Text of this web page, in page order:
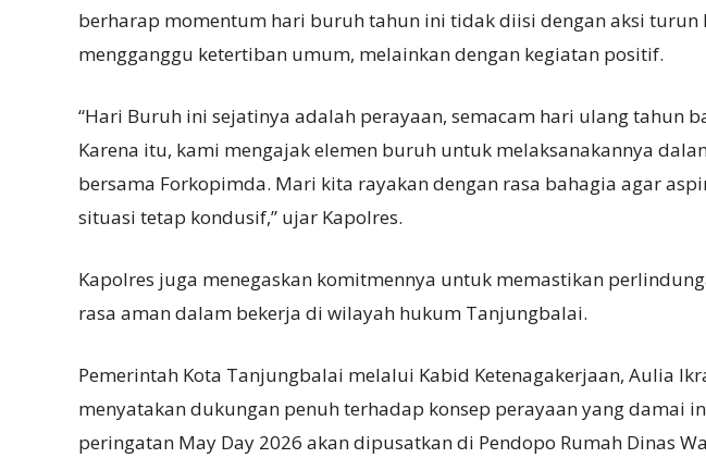
berharap momentum hari buruh tahun ini tidak diisi dengan aksi turun
mengganggu ketertiban umum, melainkan dengan kegiatan positif.
“Hari Buruh ini sejatinya adalah perayaan, semacam hari ulang tahun
Karena itu, kami mengajak elemen buruh untuk melaksanakannya
bersama Forkopimda. Mari kita rayakan dengan rasa bahagia agar
situasi tetap kondusif,” ujar Kapolres.
Kapolres juga menegaskan komitmennya untuk memastikan
rasa aman dalam bekerja di wilayah hukum Tanjungbalai.
Pemerintah Kota Tanjungbalai melalui Kabid Ketenagakerjaan, Aulia
menyatakan dukungan penuh terhadap konsep perayaan yang damai
peringatan May Day 2026 akan dipusatkan di Pendopo Rumah Dinas